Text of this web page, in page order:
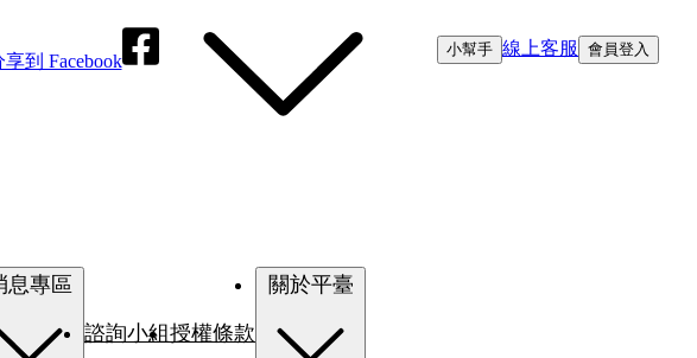
享到 Facebook
小幫手 線上客服 會員登入
諮詢小組授權條款